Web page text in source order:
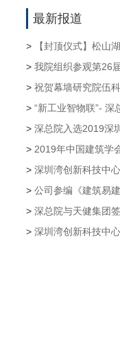
最新报道
>
【封顶仪式】松山湖汇川技术研
>我院组织参观第26届
>祝贺幕墙研究院伍科先荣获“首届
>“新工业智物联”- 深总院亮
>深总院入选2019深圳
>2019年中国建筑学会学术年会·
>深圳湾创新科技中
>公司参编《建筑易建
>深总院与天健集团
>深圳湾创新科技中心